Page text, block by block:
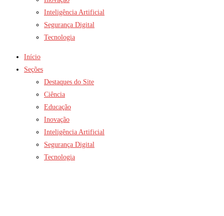
Inteligência Artificial
Segurança Digital
Tecnologia
Início
Seções
Destaques do Site
Ciência
Educação
Inovação
Inteligência Artificial
Segurança Digital
Tecnologia